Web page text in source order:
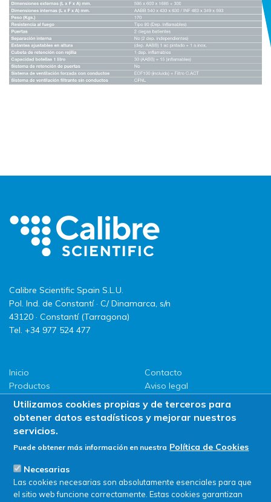
Calibre Scientific Spain S.L.U.
Pol. Ind. de Constantí · C/ Dinamarca, s/n
43120 · Constantí (Tarragona)
Tel. +34 977 524 477
Inicio
Productos
LLG
Promociones
ServiSAT
Contacto
Aviso legal
Política de privacidad
Política de Cookies
Buscar en tienda
Utilizamos cookies propias y de terceros para
obtener datos estadísticos y mejorar nuestros
servicios.
Puede obtener más información en nuestra Política de Cookies
Necesarias
Las cookies necesarias son absolutamente esenciales para que
el sitio web funcione correctamente. Estas cookies garantizan